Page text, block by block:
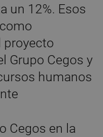
un 12%. Esos
proyecto
Grupo Cegos y
humanos
Cegos en la